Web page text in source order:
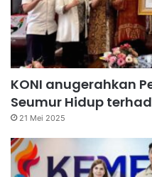
KONI anugerahkan
Seumur Hidup
21 Mei 2025